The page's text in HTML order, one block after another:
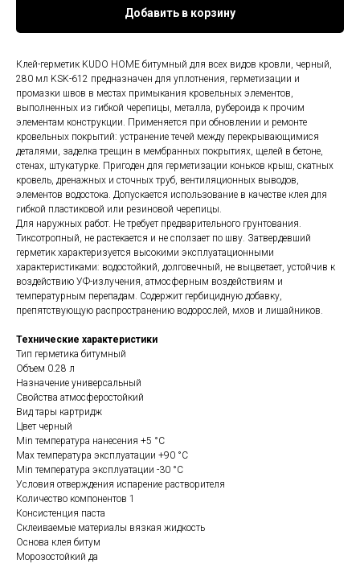
Добавить в корзину
Клей-герметик KUDO HOME битумный для всех видов кровли, черный,
280 мл KSK-612 предназначен для уплотнения, герметизации и
промазки швов в местах примыкания кровельных элементов,
выполненных из гибкой черепицы, металла, рубероида к прочим
элементам конструкции. Применяется при обновлении и ремонте
кровельных покрытий: устранение течей между перекрывающимися
деталями, заделка трещин в мембранных покрытиях, щелей в бетоне,
стенах, штукатурке. Пригоден для герметизации коньков крыш, скатных
кровель, дренажных и сточных труб, вентиляционных выводов,
элементов водостока. Допускается использование в качестве клея для
гибкой пластиковой или резиновой черепицы.
Для наружных работ. Не требует предварительного грунтования.
Тиксотропный, не растекается и не сползает по шву. Затвердевший
герметик характеризуется высокими эксплуатационными
характеристиками: водостойкий, долговечный, не выцветает, устойчив к
воздействию УФ-излучения, атмосферным воздействиям и
температурным перепадам. Содержит гербицидную добавку,
препятствующую распространению водорослей, мхов и лишайников.
Технические характеристики
Тип герметика битумный
Объем 0.28 л
Назначение универсальный
Свойства атмосферостойкий
Вид тары картридж
Цвет черный
Min температура нанесения +5 °С
Max температура эксплуатации +90 °С
Min температура эксплуатации -30 °С
Условия отверждения испарение растворителя
Количество компонентов 1
Консистенция паста
Склеиваемые материалы вязкая жидкость
Основа клея битум
Морозостойкий да